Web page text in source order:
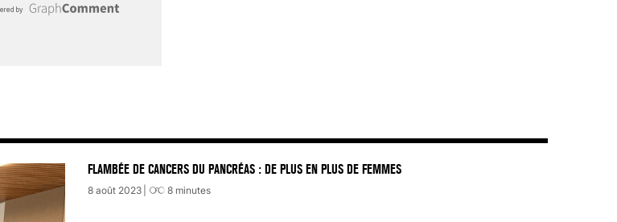
FLAMBÉE DE CANCERS DU PANCRÉAS : DE PLUS EN PLUS DE FEMMES
8 août 2023 8 minutes